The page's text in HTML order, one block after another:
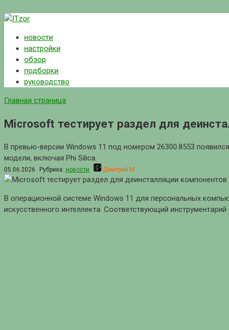
Перейти
контентуновости
настройки
обзор
подборки
руководство
Главная страница
Microsoft тестирует раздел для
В превью-версии Windows 11 под номером 26300.8553
модели, включая Phi Silica.
05.06.2026 Рубрика: новости Дмитрий М
В операционной системе Windows 11 для персональных
искусственного интеллекта. Соответствующий